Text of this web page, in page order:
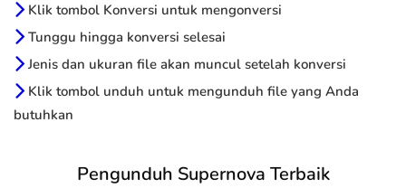
Klik tombol Konversi untuk mengonversi
Tunggu hingga konversi selesai
Jenis dan ukuran file akan muncul setelah konversi
Klik tombol unduh untuk mengunduh file yang Anda
butuhkan
Pengunduh Supernova Terbaik